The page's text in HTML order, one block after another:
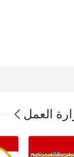
العمل